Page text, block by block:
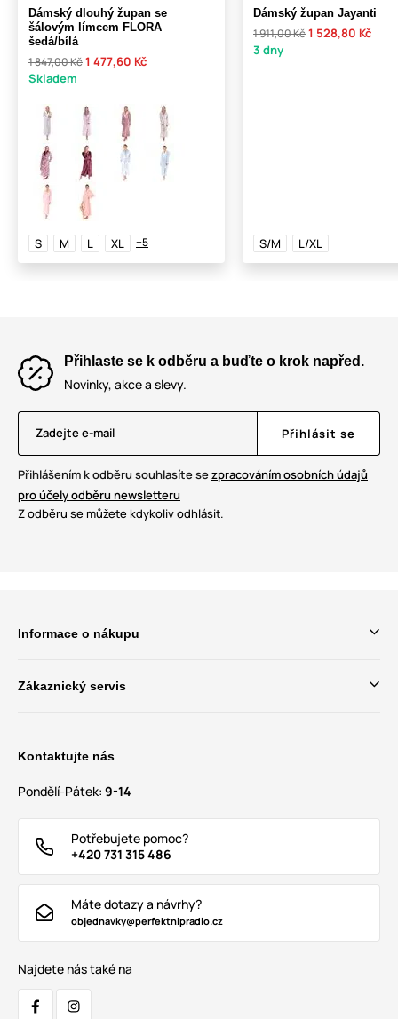
Dámský dlouhý župan se
šálovým límcem FLORA
šedá/bílá
1 847,00 Kč1 477,60 Kč
Skladem
S M L XL +5
Dámský župan Jayanti
1 911,00 Kč1 528,80 Kč
3 dny
S/M L/XL
Přihlaste se k odběru a buďte o krok napřed.
Novinky, akce a slevy.
Zadejte e-mail Přihlásit se
Přihlášením k odběru souhlasíte sezpracováním osobních údajů
pro účely odběru newsletteru
Z odběru se můžete kdykoliv odhlásit.
Informace o nákupu
Zákaznický servis
Kontaktujte nás
Pondělí-Pátek: 9-14
Potřebujete pomoc?
+420 731 315 486
Máte dotazy a návrhy?
objednavky@perfektnipradlo.cz
Najdete nás také na